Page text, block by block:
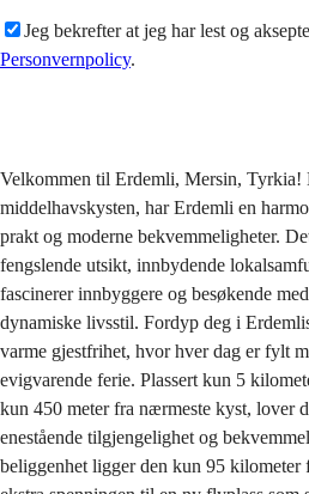
Jeg bekrefter at jeg har lest og
Personvernpolicy.
Velkommen til Erdemli, Mersin, Tyrkia!
middelhavskysten, har Erdemli en
prakt og moderne bekvemmeligheter.
fengslende utsikt, innbydende
fascinerer innbyggere og besøkende
dynamiske livsstil. Fordyp deg i
varme gjestfrihet, hvor hver dag er fylt
evigvarende ferie. Plassert kun 5
kun 450 meter fra nærmeste kyst, lover
enestående tilgjengelighet og
beliggenhet ligger den kun 95 kilometer